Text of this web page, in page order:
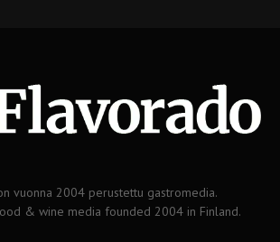
vuonna 2004 perustettu gastromedia.
& wine media founded 2004 in Finland.